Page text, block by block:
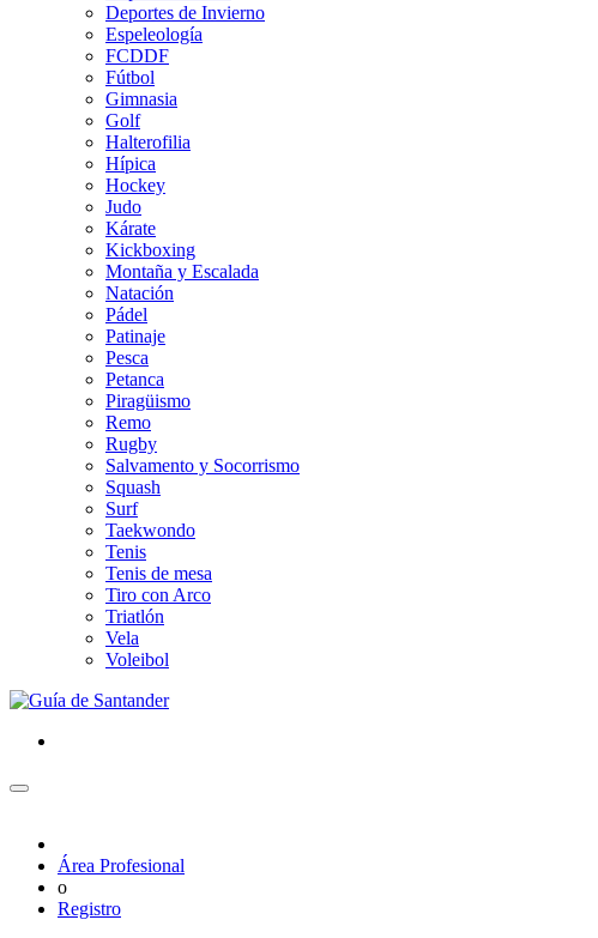
Deportes de Invierno
Espeleología
FCDDF
Fútbol
Gimnasia
Golf
Halterofilia
Hípica
Hockey
Judo
Kárate
Kickboxing
Montaña y Escalada
Natación
Pádel
Patinaje
Pesca
Petanca
Piragüismo
Remo
Rugby
Salvamento y Socorrismo
Squash
Surf
Taekwondo
Tenis
Tenis de mesa
Tiro con Arco
Triatlón
Vela
Voleibol
Área Profesional
o
Registro